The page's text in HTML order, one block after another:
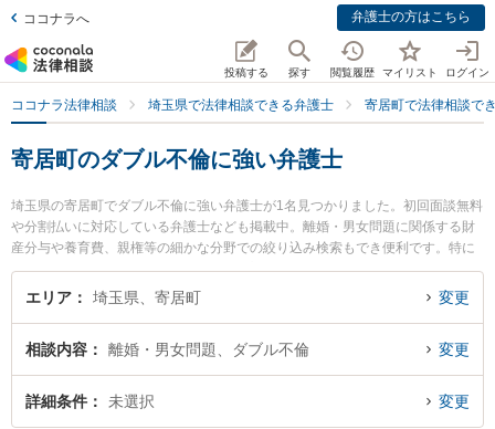
ココナラへ 弁護士の方はこちら
投稿する 探す 閲覧履歴 マイリスト ログイン
ココナラ法律相談 埼玉県で法律相談できる弁護士 寄居町で法律相談で
寄居町のダブル不倫に強い弁護士
埼玉県の寄居町でダブル不倫に強い弁護士が1名見つかりました。初回面談無料
や分割払いに対応している弁護士なども掲載中。離婚・男女問題に関係する財
産分与や養育費、親権等の細かな分野での絞り込み検索もでき便利です。特に
はなぞの法律事務所の門脇 清弁護士のプロフィール情報や弁護士費用、強みな
どが注目されています。『寄居町で土日や夜間に発生したダブル不倫のトラブ
居町内の弁護士に相談予約したい』などでお困りの相談者さんにおすすめで
す。
エリア 埼玉県、寄居町 変更
相談内容 離婚・男女問題、ダブル不倫 変更
詳細条件 未選択 変更